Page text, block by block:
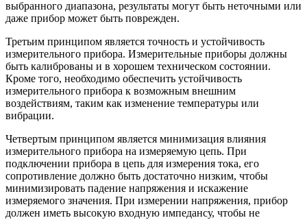
выбранного диапазона, результаты могут быть неточными или
даже прибор может быть поврежден.
Третьим принципом является точность и устойчивость
измерительного прибора. Измерительные приборы должны
быть калиброваны и в хорошем техническом состоянии.
Кроме того, необходимо обеспечить устойчивость
измерительного прибора к возможным внешним
воздействиям, таким как изменение температуры или
вибрации.
Четвертым принципом является минимизация влияния
измерительного прибора на измеряемую цепь. При
подключении прибора в цепь для измерения тока, его
сопротивление должно быть достаточно низким, чтобы
минимизировать падение напряжения и искажение
измеряемого значения. При измерении напряжения, прибор
должен иметь высокую входную импедансу, чтобы не